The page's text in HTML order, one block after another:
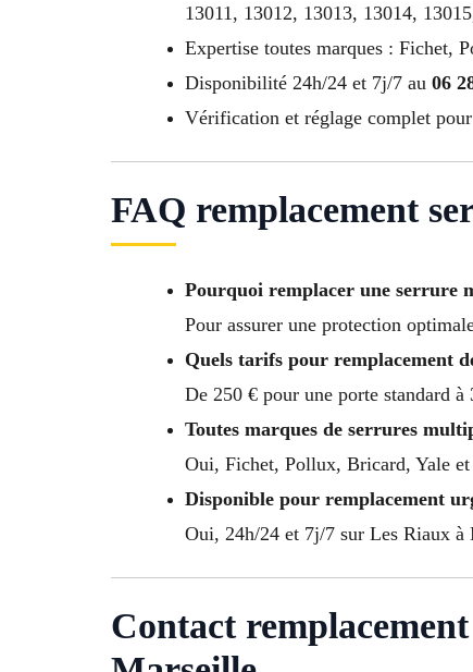
13011, 13012, 13013, 13014,
Expertise toutes marques : Fichet,
Disponibilité 24h/24 et 7j/7 au 06
Vérification et réglage complet
FAQ remplacement
Pourquoi remplacer une serrure
Pour assurer une protection
Quels tarifs pour remplacement
De 250 € pour une porte standard
Toutes marques de serrures
Oui, Fichet, Pollux, Bricard, Yale et
Disponible pour remplacement
Oui, 24h/24 et 7j/7 sur Les Riaux
Contact